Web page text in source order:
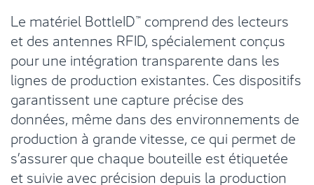
Le matériel BottleID™ comprend des lecteurs
et des antennes RFID, spécialement conçus
pour une intégration transparente dans les
lignes de production existantes. Ces dispositifs
garantissent une capture précise des
données, même dans des environnements de
production à grande vitesse, ce qui permet de
s’assurer que chaque bouteille est étiquetée
et suivie avec précision depuis la production